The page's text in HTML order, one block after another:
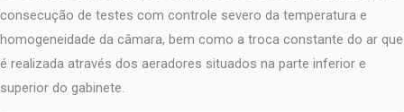
consecução de testes com controle severo da temperatura e
homogeneidade da câmara, bem como a troca constante do ar que
é realizada através dos aeradores situados na parte inferior e
superior do gabinete.